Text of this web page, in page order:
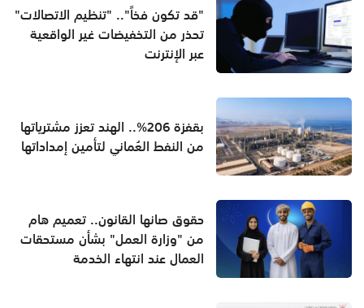
"قد تكون فخاً".. "تنظيم الاتصالات"
تحذر من التخفيضات غير الواقعية
عبر الإنترنت
بقفزة 206%.. الهند تعزز مشترياتها
من النفط العُماني لتأمين إمداداتها
حقوق صانها القانون.. تعميم هام
من "وزارة العمل" بشأن مستحقات
العمال عند انتهاء الخدمة